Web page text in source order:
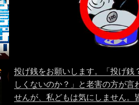
投げ銭をお願いします。「投げ銭
しくないのか？」と老害の方が言
せんが、私どもは気にしません。